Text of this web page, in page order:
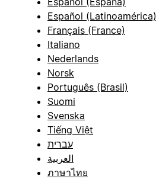
Español (Latinoamérica)
Français (France)
Italiano
Nederlands
Norsk
Português (Brasil)
Suomi
Svenska
Tiếng Việt
עברית
العربية
ภาษาไทย